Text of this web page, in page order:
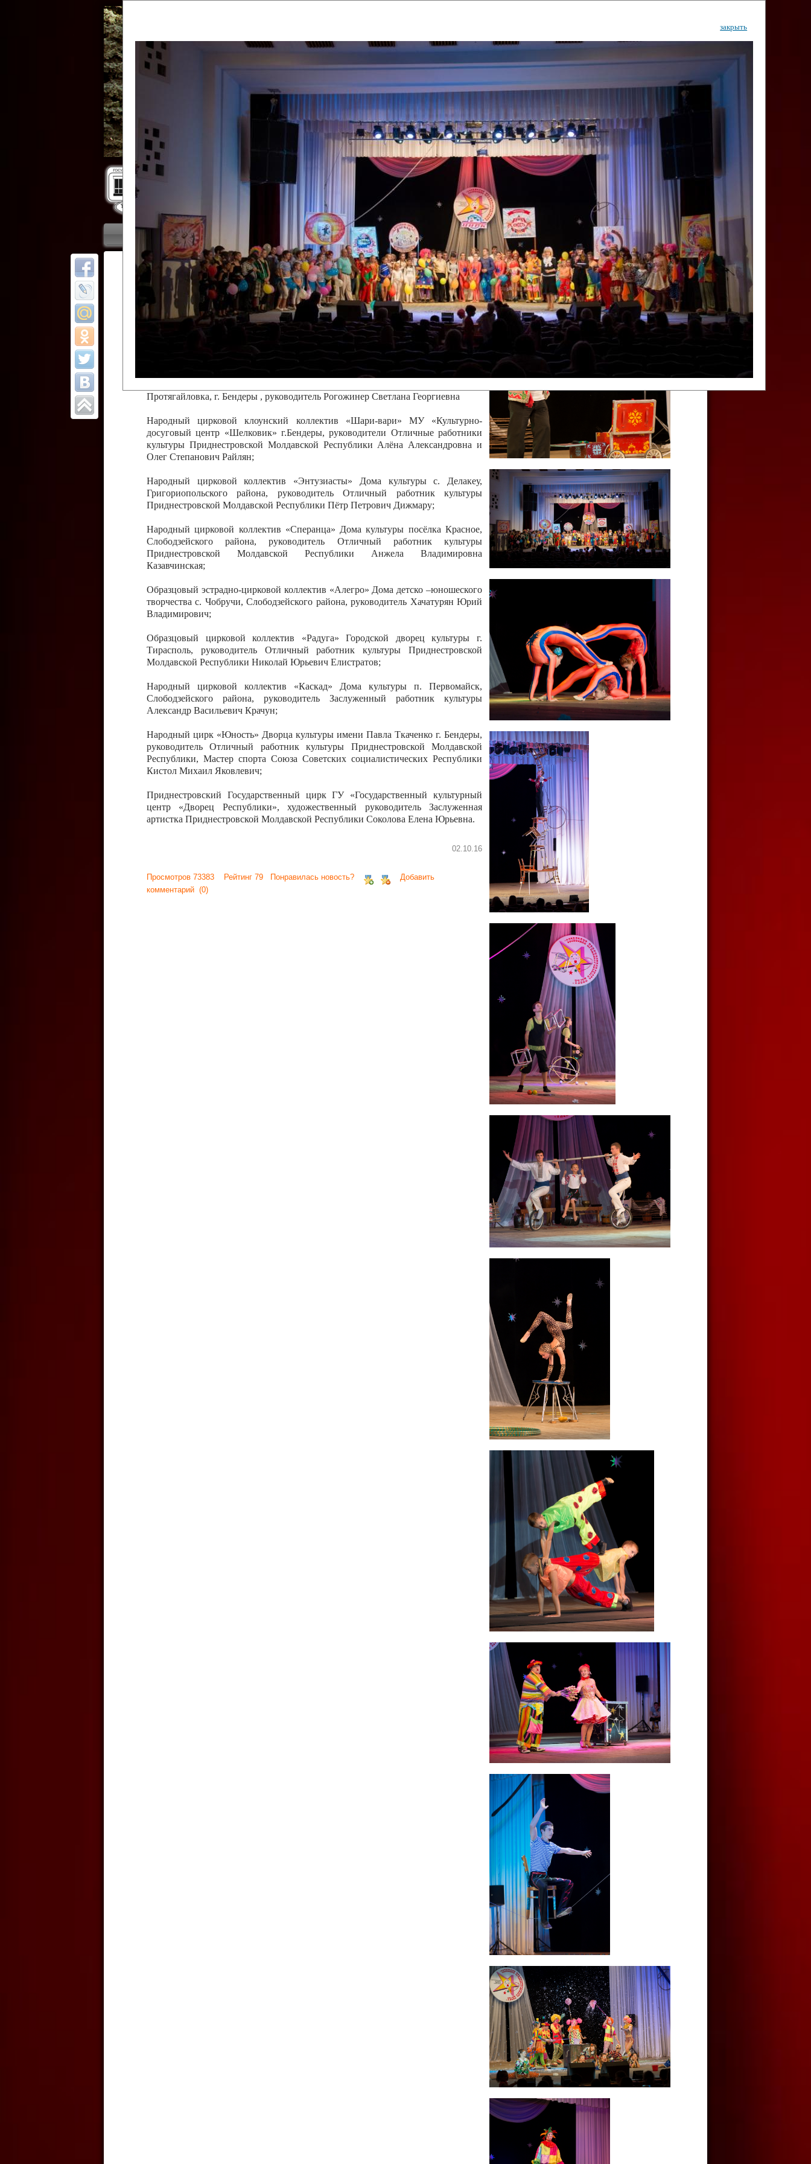
Государственный культурный центр
Дворец Республики
Приветствие Новости Афиша Арт-монитор Арт-прожектор Инфо Контакты
ОТЧЕТЫ ГКЦ "ДВОРЕЦ РЕСПУБЛИКИ"
закрыть
Все отчеты
Финал Республиканского фестиваля
цирковых коллективов "Созвездие
Приднестровского цирка"
Протягайловка, г. Бендеры , руководитель Рогожинер Светлана Георгиевна
Народный цирковой клоунский коллектив «Шари-вари» МУ «Культурно-
досуговый центр «Шелковик» г.Бендеры, руководители Отличные работники
культуры Приднестровской Молдавской Республики Алёна Александровна и
Олег Степанович Райлян;
Народный цирковой коллектив «Энтузиасты» Дома культуры с. Делакеу,
Григориопольского района, руководитель Отличный работник культуры
Приднестровской Молдавской Республики Пётр Петрович Дижмару;
Народный цирковой коллектив «Сперанца» Дома культуры посёлка Красное,
Слободзейского района, руководитель Отличный работник культуры
Приднестровской Молдавской Республики Анжела Владимировна
Казавчинская;
Образцовый эстрадно-цирковой коллектив «Алегро» Дома детско –юношеского
творчества с. Чобручи, Слободзейского района, руководитель Хачатурян Юрий
Владимирович;
Образцовый цирковой коллектив «Радуга» Городской дворец культуры г.
Тирасполь, руководитель Отличный работник культуры Приднестровской
Молдавской Республики Николай Юрьевич Елистратов;
Народный цирковой коллектив «Каскад» Дома культуры п. Первомайск,
Слободзейского района, руководитель Заслуженный работник культуры
Александр Васильевич Крачун;
Народный цирк «Юность» Дворца культуры имени Павла Ткаченко г. Бендеры,
руководитель Отличный работник культуры Приднестровской Молдавской
Республики, Мастер спорта Союза Советских социалистических Республики
Кистол Михаил Яковлевич;
Приднестровский Государственный цирк ГУ «Государственный культурный
центр «Дворец Республики», художественный руководитель Заслуженная
артистка Приднестровской Молдавской Республики Соколова Елена Юрьевна.
02.10.16
Просмотров 73383 Рейтинг 79 Понравилась новость?
Добавить
комментарий (0)